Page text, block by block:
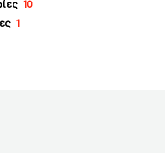
10
1